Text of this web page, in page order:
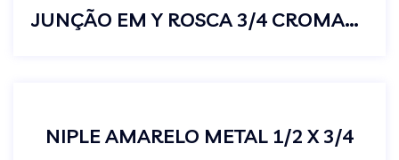
JUNÇÃO EM Y ROSCA 3/4 CROMADO
NIPLE AMARELO METAL 1/2 X 3/4